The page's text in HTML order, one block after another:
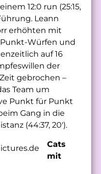
12:0 run (25:15,
Leann
erhöhten mit
Würfen und
auf 16
der
gebrochen –
Team um
Punkt für Punkt
Gang in die
(44:37, 20′).
Cats
mit